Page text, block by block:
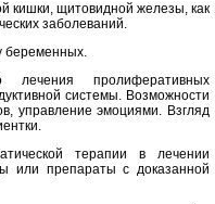
кишки, щитовидной железы, как
заболеваний.
беременных.
пролиферативных
системы. Возможности
управление эмоциями. Взгляд
терапии в лечении
или препараты с доказанной